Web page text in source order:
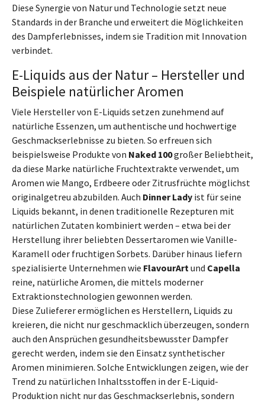
Diese Synergie von Natur und Technologie setzt neue
Standards in der Branche und erweitert die Möglichkeiten
des Dampferlebnisses, indem sie Tradition mit Innovation
verbindet.
E-Liquids aus der Natur – Hersteller und
Beispiele natürlicher Aromen
Viele Hersteller von E-Liquids setzen zunehmend auf
natürliche Essenzen, um authentische und hochwertige
Geschmackserlebnisse zu bieten. So erfreuen sich
beispielsweise Produkte von Naked 100großer Beliebtheit,
da diese Marke natürliche Fruchtextrakte verwendet, um
Aromen wie Mango, Erdbeere oder Zitrusfrüchte möglichst
originalgetreu abzubilden. Auch Dinner Lady ist für seine
Liquids bekannt, in denen traditionelle Rezepturen mit
natürlichen Zutaten kombiniert werden – etwa bei der
Herstellung ihrer beliebten Dessertaromen wie Vanille-
Karamell oder fruchtigen Sorbets. Darüber hinaus liefern
spezialisierte Unternehmen wie FlavourArt und Capella
reine, natürliche Aromen, die mittels moderner
Extraktionstechnologien gewonnen werden.
Diese Zulieferer ermöglichen es Herstellern, Liquids zu
kreieren, die nicht nur geschmacklich überzeugen, sondern
auch den Ansprüchen gesundheitsbewusster Dampfer
gerecht werden, indem sie den Einsatz synthetischer
Aromen minimieren. Solche Entwicklungen zeigen, wie der
Trend zu natürlichen Inhaltsstoffen in der E-Liquid-
Produktion nicht nur das Geschmackserlebnis, sondern